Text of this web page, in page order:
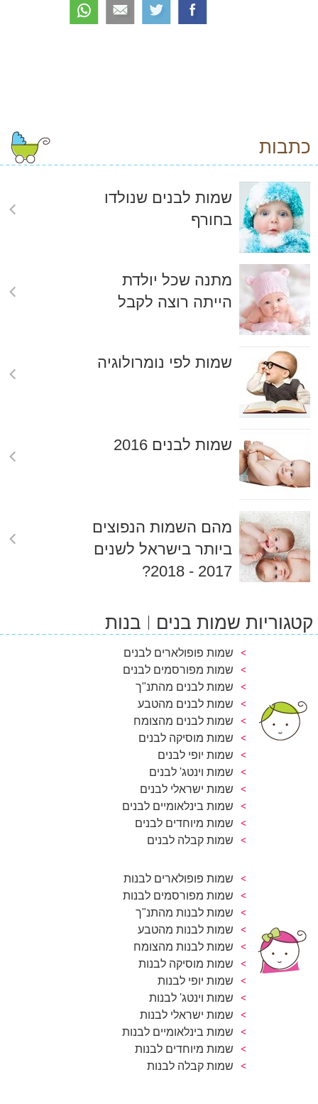
כתבות
שמות לבנים שנולדו
בחורף
מתנה שכל יולדת
הייתה רוצה לקבל
שמות לפי נומרולוגיה
שמות לבנים 2016
מהם השמות הנפוצים
ביותר בישראל לשנים
2017 - 2018?
קטגוריות שמות בנים בנות
שמות פופולארים לבנים
שמות מפורסמים לבנים
שמות לבנים מהתנ"ך
שמות לבנים מהטבע
שמות לבנים מהצומח
שמות מוסיקה לבנים
שמות יופי לבנים
שמות וינטג' לבנים
שמות ישראלי לבנים
שמות בינלאומיים לבנים
שמות מיוחדים לבנים
שמות קבלה לבנים
שמות פופולארים לבנות
שמות מפורסמים לבנות
שמות לבנות מהתנ"ך
שמות לבנות מהטבע
שמות לבנות מהצומח
שמות מוסיקה לבנות
שמות יופי לבנות
שמות וינטג' לבנות
שמות ישראלי לבנות
שמות בינלאומיים לבנות
שמות מיוחדים לבנות
שמות קבלה לבנות